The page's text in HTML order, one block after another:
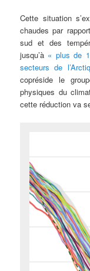
Cette situation
chaudes par
sud et des
jusqu’à « plus de
secteurs de
copréside le
physiques du
cette réduction va